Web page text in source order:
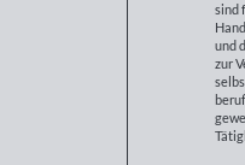
sind
und
zur